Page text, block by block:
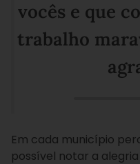
vocês e que
trabalho
Em cada município
possível notar a